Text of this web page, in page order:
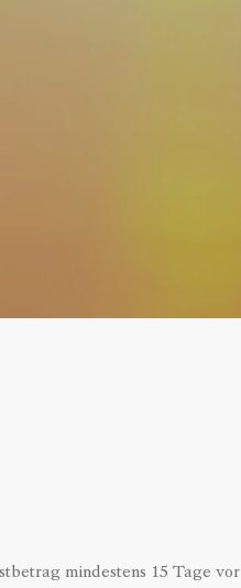
mindestens 15 Tage vor